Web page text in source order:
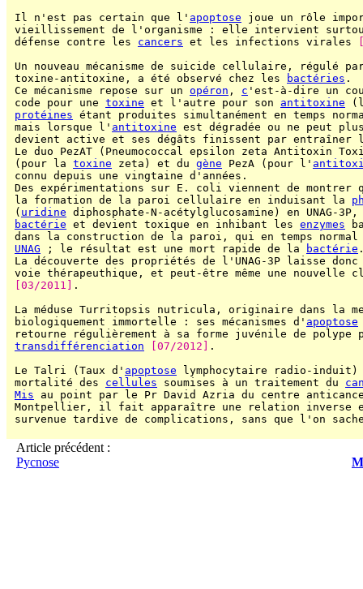
Il n'est pas certain que l' apoptose joue un rôle
vieillissement de l'organisme : elle intervient surtout
défense contre les cancers et les infections virales
Un nouveau mécanisme de suicide cellulaire, régulé
toxine-antitoxine, a été observé chez les
bactéries .
Ce mécanisme repose sur un opéron , c 'est-à-dire un
code pour une toxine et l'autre pour son antitoxine
protéines étant produites simultanément en temps
mais lorsque l' antitoxine est dégradée ou ne peut
devient active et ses dégâts finissent par
Le duo PezAT (Pneumococcal epsilon zeta Antitoxin
(pour la toxine zeta) et du gène PezA (pour l'
connu depuis une vingtaine d'années.
Des expérimentations sur E. coli viennent de montrer
la formation de la paroi cellulaire en induisant la
( uridine diphosphate-N-acétylglucosamine) en UNAG-
bactérie et devient toxique en inhibant les enzymes
dans la construction de la paroi, qui en temps
UNAG ; le résultat est une mort rapide de la bactérie
La découverte des propriétés de l'UNAG-3P laisse
voie thérapeuthique, et peut-être même une nouvelle
[03/2011]
.
La méduse Turritopsis nutricula, originaire dans la
biologiquement immortelle : ses mécanismes d' apoptose
retourne régulièrement à sa forme juvénile de polype
transdifférenciation
[07/2012]
.
Le Talri (Taux d' apoptose lymphocytaire radio-induit)
mortalité des cellules soumises à un traitement du
Mis au point par le Pr David Azria du centre
Montpellier, il fait apparaître une relation inverse
survenue tardive de complications, sans que l'on
Article précédent :
Pycnose